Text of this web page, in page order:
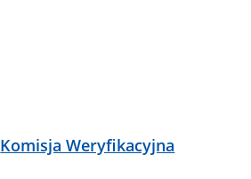
Komisja Weryfikacyjna